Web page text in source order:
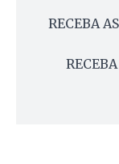
RECEBA